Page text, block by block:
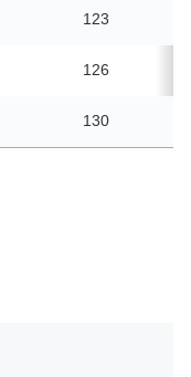
123
126
130